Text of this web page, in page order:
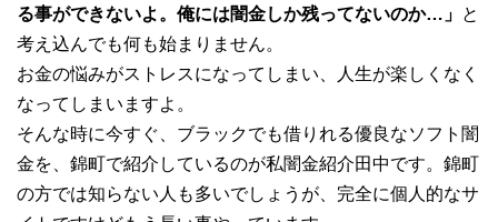
る事ができないよ。俺には闇金しか残ってないのか…」 と
考え込んでも何も始まりません。
お金の悩みがストレスになってしまい、人生が楽しくなく
なってしまいますよ。
そんな時に今すぐ、ブラックでも借りれる優良なソフト闇
金を、錦町で紹介しているのが私闇金紹介田中です。錦町
の方では知らない人も多いでしょうが、完全に個人的なサ